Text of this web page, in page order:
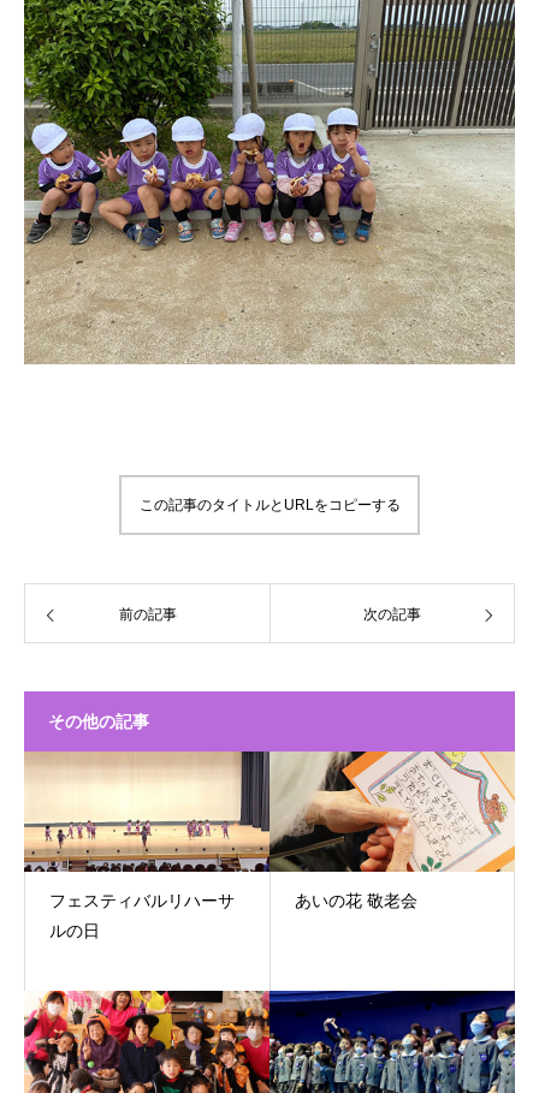
この記事のタイトルとURLをコピーする
前の記事 次の記事
その他の記事
フェスティバルリハーサ
ルの日
あいの花 敬老会